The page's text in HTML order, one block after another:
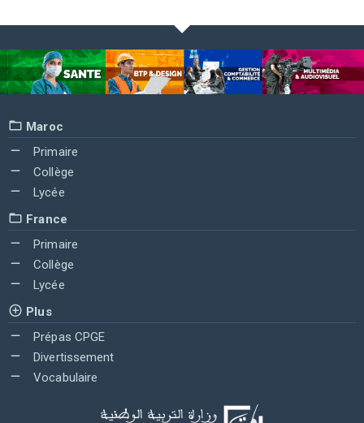
Maroc
Primaire
Collège
Lycée
France
Primaire
Collège
Lycée
Plus
Prépas CPGE
Divertissement
Vocabulaire